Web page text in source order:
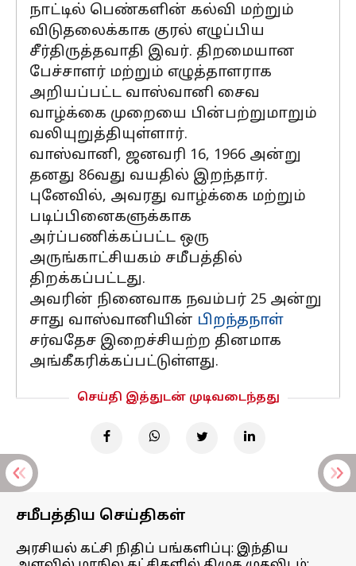
நாட்டில் பெண்களின் கல்வி மற்றும்
விடுதலைக்காக குரல் எழுப்பிய
சீர்திருத்தவாதி இவர். திறமையான
பேச்சாளர் மற்றும் எழுத்தாளராக
அறியப்பட்ட வாஸ்வானி சைவ
வாழ்க்கை முறையை பின்பற்றுமாறும்
வலியுறுத்தியுள்ளார்.
வாஸ்வானி, ஜனவரி 16, 1966 அன்று
தனது 86வது வயதில் இறந்தார்.
புனேவில், அவரது வாழ்க்கை மற்றும்
படிப்பினைகளுக்காக
அர்ப்பணிக்கப்பட்ட ஒரு
அருங்காட்சியகம் சமீபத்தில்
திறக்கப்பட்டது.
அவரின் நினைவாக நவம்பர் 25 அன்று
சாது வாஸ்வானியின் பிறந்தநாள்
சர்வதேச இறைச்சியற்ற தினமாக
அங்கீகரிக்கப்பட்டுள்ளது.
செய்தி இத்துடன் முடிவடைந்தது
சமீபத்திய செய்திகள்
அரசியல் கட்சி நிதிப் பங்களிப்பு: இந்திய